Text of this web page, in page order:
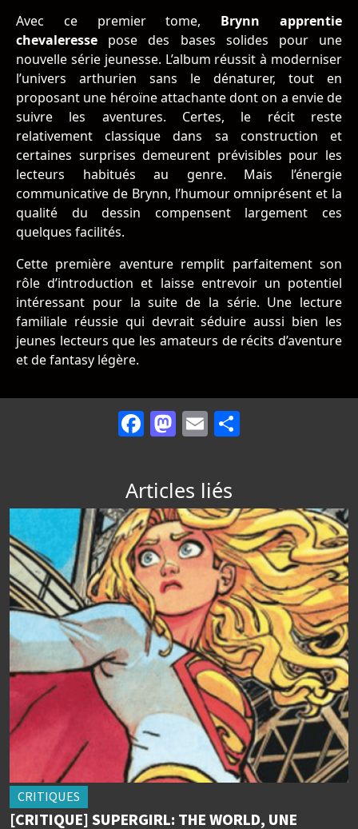
Avec ce premier tome, Brynn apprentie
chevaleresse pose des bases solides pour une
nouvelle série jeunesse. L’album réussit à moderniser
l’univers arthurien sans le dénaturer, tout en
proposant une héroïne attachante dont on a envie de
suivre les aventures. Certes, le récit reste
relativement classique dans sa construction et
certaines surprises demeurent prévisibles pour les
lecteurs habitués au genre. Mais l’énergie
communicative de Brynn, l’humour omniprésent et la
qualité du dessin compensent largement ces
quelques facilités.
Cette première aventure remplit parfaitement son
rôle d’introduction et laisse entrevoir un potentiel
intéressant pour la suite de la série. Une lecture
familiale réussie qui devrait séduire aussi bien les
jeunes lecteurs que les amateurs de récits d’aventure
et de fantasy légère.
Facebook
Mastodon
Email
Articles liés
CRITIQUES
[CRITIQUE] SUPERGIRL: THE WORLD, UNE